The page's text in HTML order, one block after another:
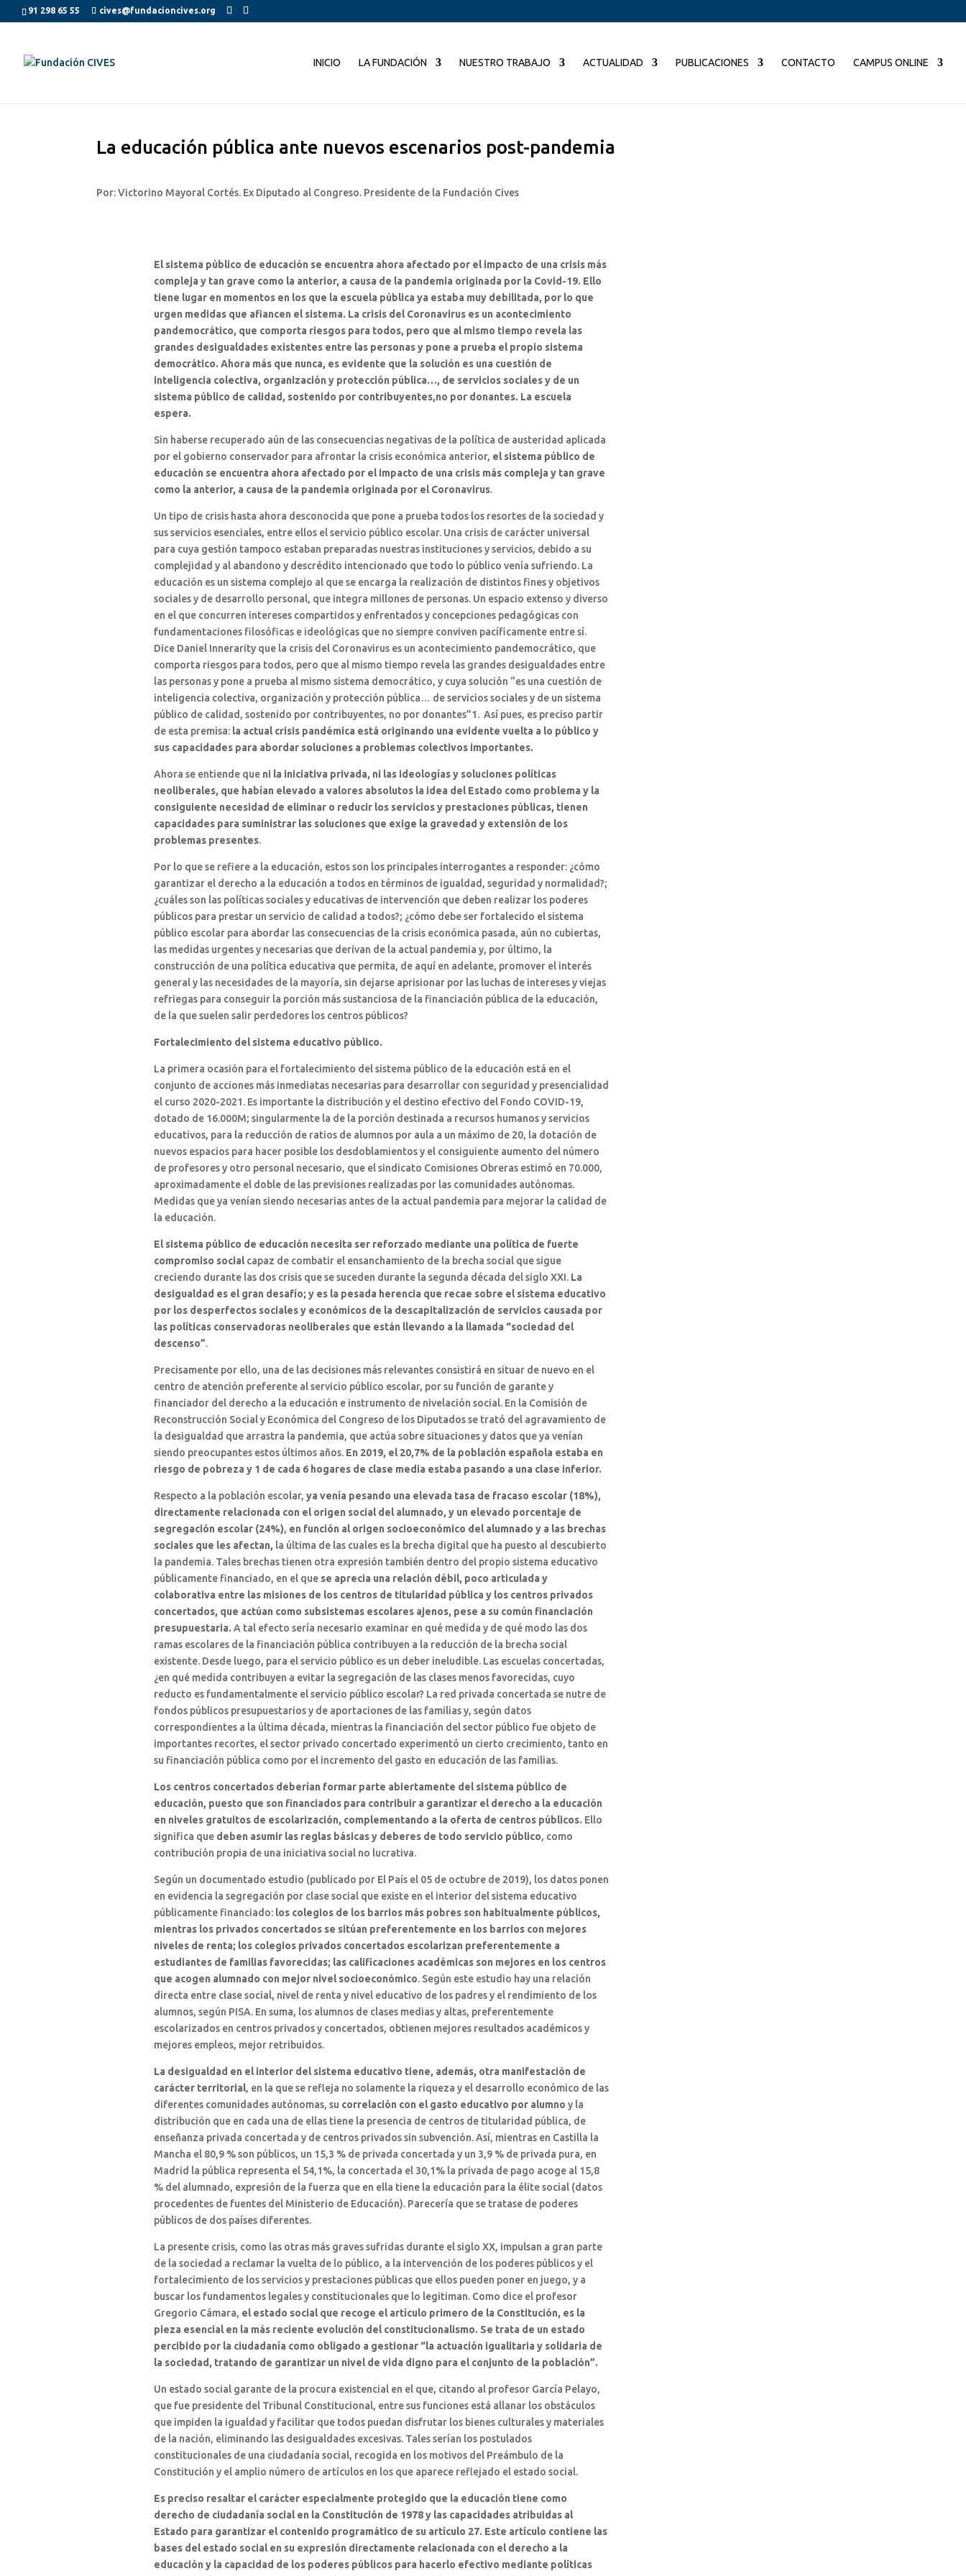
91 298 65 55 cives@fundacioncives.org
INICIO LA FUNDACIÓN NUESTRO TRABAJO ACTUALIDAD PUBLICACIONES CONTACTO CAMPUS ONLINE
La educación pública ante nuevos escenarios post-pandemia
Por: Victorino Mayoral Cortés. Ex Diputado al Congreso. Presidente de la Fundación Cives
El sistema público de educación se encuentra ahora afectado por el impacto de una crisis más
compleja y tan grave como la anterior, a causa de la pandemia originada por la Covid-19. Ello
tiene lugar en momentos en los que la escuela pública ya estaba muy debilitada, por lo que
urgen medidas que afiancen el sistema. La crisis del Coronavirus es un acontecimiento
pandemocrático, que comporta riesgos para todos, pero que al mismo tiempo revela las
grandes desigualdades existentes entre las personas y pone a prueba el propio sistema
democrático. Ahora más que nunca, es evidente que la solución es una cuestión de
inteligencia colectiva, organización y protección pública…, de servicios sociales y de un
sistema público de calidad, sostenido por contribuyentes,no por donantes. La escuela
espera.
Sin haberse recuperado aún de las consecuencias negativas de la política de austeridad aplicada
por el gobierno conservador para afrontar la crisis económica anterior, el sistema público de
educación se encuentra ahora afectado por el impacto de una crisis más compleja y tan grave
como la anterior, a causa de la pandemia originada por el Coronavirus.
Un tipo de crisis hasta ahora desconocida que pone a prueba todos los resortes de la sociedad y
sus servicios esenciales, entre ellos el servicio público escolar. Una crisis de carácter universal
para cuya gestión tampoco estaban preparadas nuestras instituciones y servicios, debido a su
complejidad y al abandono y descrédito intencionado que todo lo público venía sufriendo. La
educación es un sistema complejo al que se encarga la realización de distintos fines y objetivos
sociales y de desarrollo personal, que integra millones de personas. Un espacio extenso y diverso
en el que concurren intereses compartidos y enfrentados y concepciones pedagógicas con
fundamentaciones filosóficas e ideológicas que no siempre conviven pacíficamente entre sí.
Dice Daniel Innerarity que la crisis del Coronavirus es un acontecimiento pandemocrático, que
comporta riesgos para todos, pero que al mismo tiempo revela las grandes desigualdades entre
las personas y pone a prueba al mismo sistema democrático, y cuya solución “es una cuestión de
inteligencia colectiva, organización y protección pública… de servicios sociales y de un sistema
público de calidad, sostenido por contribuyentes, no por donantes”1. Así pues, es preciso partir
de esta premisa: la actual crisis pandémica está originando una evidente vuelta a lo público y
sus capacidades para abordar soluciones a problemas colectivos importantes.
Ahora se entiende que ni la iniciativa privada, ni las ideologías y soluciones políticas
neoliberales, que habían elevado a valores absolutos la idea del Estado como problema y la
consiguiente necesidad de eliminar o reducir los servicios y prestaciones públicas, tienen
capacidades para suministrar las soluciones que exige la gravedad y extensión de los
problemas presentes.
Por lo que se refiere a la educación, estos son los principales interrogantes a responder: ¿cómo
garantizar el derecho a la educación a todos en términos de igualdad, seguridad y normalidad?;
¿cuáles son las políticas sociales y educativas de intervención que deben realizar los poderes
públicos para prestar un servicio de calidad a todos?; ¿cómo debe ser fortalecido el sistema
público escolar para abordar las consecuencias de la crisis económica pasada, aún no cubiertas,
las medidas urgentes y necesarias que derivan de la actual pandemia y, por último, la
construcción de una política educativa que permita, de aquí en adelante, promover el interés
general y las necesidades de la mayoría, sin dejarse aprisionar por las luchas de intereses y viejas
refriegas para conseguir la porción más sustanciosa de la financiación pública de la educación,
de la que suelen salir perdedores los centros públicos?
Fortalecimiento del sistema educativo público.
La primera ocasión para el fortalecimiento del sistema público de la educación está en el
conjunto de acciones más inmediatas necesarias para desarrollar con seguridad y presencialidad
el curso 2020-2021. Es importante la distribución y el destino efectivo del Fondo COVID-19,
dotado de 16.000M; singularmente la de la porción destinada a recursos humanos y servicios
educativos, para la reducción de ratios de alumnos por aula a un máximo de 20, la dotación de
nuevos espacios para hacer posible los desdoblamientos y el consiguiente aumento del número
de profesores y otro personal necesario, que el sindicato Comisiones Obreras estimó en 70.000,
aproximadamente el doble de las previsiones realizadas por las comunidades autónomas.
Medidas que ya venían siendo necesarias antes de la actual pandemia para mejorar la calidad de
la educación.
El sistema público de educación necesita ser reforzado mediante una política de fuerte
compromiso socialcapaz de combatir el ensanchamiento de la brecha social que sigue
creciendo durante las dos crisis que se suceden durante la segunda década del siglo XXI. La
desigualdad es el gran desafío; y es la pesada herencia que recae sobre el sistema educativo
por los desperfectos sociales y económicos de la descapitalización de servicios causada por
las políticas conservadoras neoliberales que están llevando a la llamada “sociedad del
descenso”.
Precisamente por ello, una de las decisiones más relevantes consistirá en situar de nuevo en el
centro de atención preferente al servicio público escolar, por su función de garante y
financiador del derecho a la educación e instrumento de nivelación social. En la Comisión de
Reconstrucción Social y Económica del Congreso de los Diputados se trató del agravamiento de
la desigualdad que arrastra la pandemia, que actúa sobre situaciones y datos que ya venían
siendo preocupantes estos últimos años. En 2019, el 20,7% de la población española estaba en
riesgo de pobreza y 1 de cada 6 hogares de clase media estaba pasando a una clase inferior.
Respecto a la población escolar, ya venía pesando una elevada tasa de fracaso escolar (18%),
directamente relacionada con el origen social del alumnado, y un elevado porcentaje de
segregación escolar (24%), en función al origen socioeconómico del alumnado y a las brechas
sociales que les afectan, la última de las cuales es la brecha digital que ha puesto al descubierto
la pandemia. Tales brechas tienen otra expresión también dentro del propio sistema educativo
públicamente financiado, en el que se aprecia una relación débil, poco articulada y
colaborativa entre las misiones de los centros de titularidad pública y los centros privados
concertados, que actúan como subsistemas escolares ajenos, pese a su común financiación
presupuestaria. A tal efecto sería necesario examinar en qué medida y de qué modo las dos
ramas escolares de la financiación pública contribuyen a la reducción de la brecha social
existente. Desde luego, para el servicio público es un deber ineludible. Las escuelas concertadas,
¿en qué medida contribuyen a evitar la segregación de las clases menos favorecidas, cuyo
reducto es fundamentalmente el servicio público escolar? La red privada concertada se nutre de
fondos públicos presupuestarios y de aportaciones de las familias y, según datos
correspondientes a la última década, mientras la financiación del sector público fue objeto de
importantes recortes, el sector privado concertado experimentó un cierto crecimiento, tanto en
su financiación pública como por el incremento del gasto en educación de las familias.
Los centros concertados deberían formar parte abiertamente del sistema público de
educación, puesto que son financiados para contribuir a garantizar el derecho a la educación
en niveles gratuitos de escolarización, complementando a la oferta de centros públicos. Ello
significa que deben asumir las reglas básicas y deberes de todo servicio público, como
contribución propia de una iniciativa social no lucrativa.
Según un documentado estudio (publicado por El País el 05 de octubre de 2019), los datos ponen
en evidencia la segregación por clase social que existe en el interior del sistema educativo
públicamente financiado: los colegios de los barrios más pobres son habitualmente públicos,
mientras los privados concertados se sitúan preferentemente en los barrios con mejores
niveles de renta; los colegios privados concertados escolarizan preferentemente a
estudiantes de familias favorecidas; las calificaciones académicas son mejores en los centros
que acogen alumnado con mejor nivel socioeconómico. Según este estudio hay una relación
directa entre clase social, nivel de renta y nivel educativo de los padres y el rendimiento de los
alumnos, según PISA. En suma, los alumnos de clases medias y altas, preferentemente
escolarizados en centros privados y concertados, obtienen mejores resultados académicos y
mejores empleos, mejor retribuidos.
La desigualdad en el interior del sistema educativo tiene, además, otra manifestación de
carácter territorial, en la que se refleja no solamente la riqueza y el desarrollo económico de las
diferentes comunidades autónomas, su correlación con el gasto educativo por alumno y la
distribución que en cada una de ellas tiene la presencia de centros de titularidad pública, de
enseñanza privada concertada y de centros privados sin subvención. Así, mientras en Castilla la
Mancha el 80,9 % son públicos, un 15,3 % de privada concertada y un 3,9 % de privada pura, en
Madrid la pública representa el 54,1%, la concertada el 30,1% la privada de pago acoge al 15,8
% del alumnado, expresión de la fuerza que en ella tiene la educación para la élite social (datos
procedentes de fuentes del Ministerio de Educación). Parecería que se tratase de poderes
públicos de dos países diferentes.
La presente crisis, como las otras más graves sufridas durante el siglo XX, impulsan a gran parte
de la sociedad a reclamar la vuelta de lo público, a la intervención de los poderes públicos y el
fortalecimiento de los servicios y prestaciones públicas que ellos pueden poner en juego, y a
buscar los fundamentos legales y constitucionales que lo legitiman. Como dice el profesor
Gregorio Cámara, el estado social que recoge el artículo primero de la Constitución, es la
pieza esencial en la más reciente evolución del constitucionalismo. Se trata de un estado
percibido por la ciudadanía como obligado a gestionar “la actuación igualitaria y solidaria de
la sociedad, tratando de garantizar un nivel de vida digno para el conjunto de la población”.
Un estado social garante de la procura existencial en el que, citando al profesor García Pelayo,
que fue presidente del Tribunal Constitucional, entre sus funciones está allanar los obstáculos
que impiden la igualdad y facilitar que todos puedan disfrutar los bienes culturales y materiales
de la nación, eliminando las desigualdades excesivas. Tales serían los postulados
constitucionales de una ciudadanía social, recogida en los motivos del Preámbulo de la
Constitución y el amplio número de artículos en los que aparece reflejado el estado social.
Es preciso resaltar el carácter especialmente protegido que la educación tiene como
derecho de ciudadanía social en la Constitución de 1978 y las capacidades atribuidas al
Estado para garantizar el contenido programático de su artículo 27. Este artículo contiene las
bases del estado social en su expresión directamente relacionada con el derecho a la
educación y la capacidad de los poderes públicos para hacerlo efectivo mediante políticas